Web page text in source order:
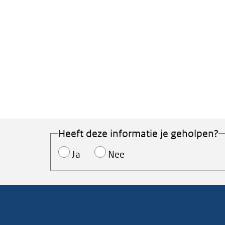
Heeft deze informatie je geholpen?
Ja Nee